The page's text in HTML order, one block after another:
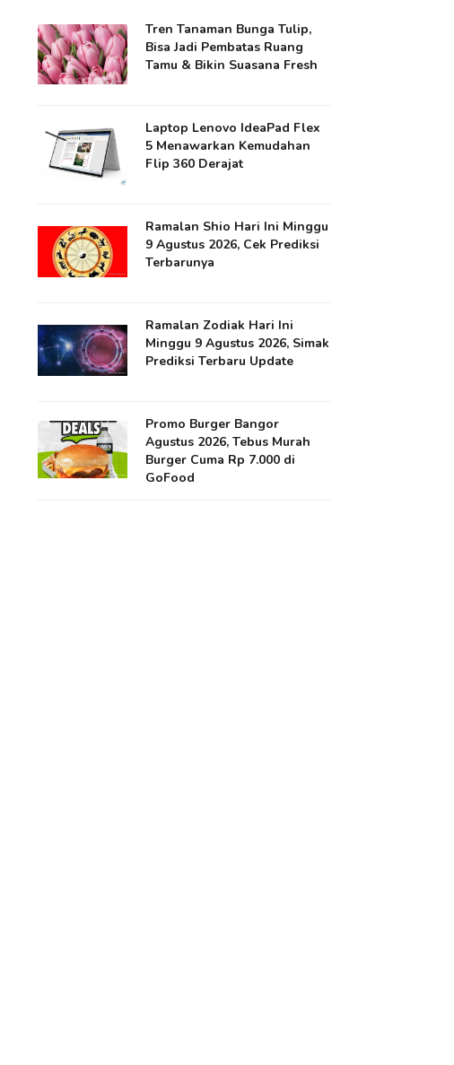
Tren Tanaman Bunga Tulip,
Bisa Jadi Pembatas Ruang
Tamu & Bikin Suasana Fresh
Laptop Lenovo IdeaPad Flex
5 Menawarkan Kemudahan
Flip 360 Derajat
Ramalan Shio Hari Ini Minggu
9 Agustus 2026, Cek Prediksi
Terbarunya
Ramalan Zodiak Hari Ini
Minggu 9 Agustus 2026, Simak
Prediksi Terbaru Update
Promo Burger Bangor
Agustus 2026, Tebus Murah
Burger Cuma Rp 7.000 di
GoFood